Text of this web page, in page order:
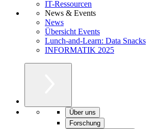
IT-Ressourcen
News & Events
News
Übersicht Events
Lunch-and-Learn: Data Snacks
INFORMATIK 2025
Über uns
Forschung